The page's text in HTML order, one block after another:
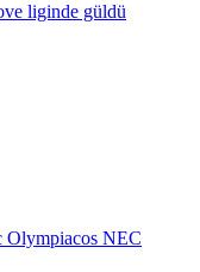
liginde güldü
Olympiacos NEC